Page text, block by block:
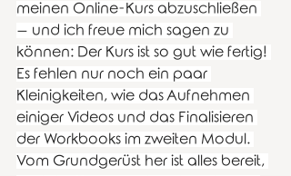
meinen Online-Kurs abzuschließen
– und ich freue mich sagen zu
können: Der Kurs ist so gut wie fertig!
Es fehlen nur noch ein paar
Kleinigkeiten, wie das Aufnehmen
einiger Videos und das Finalisieren
der Workbooks im zweiten Modul.
Vom Grundgerüst her ist alles bereit,